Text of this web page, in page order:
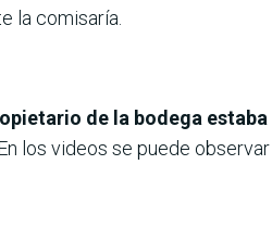
la comisaría.
de la bodega
En los videos se puede